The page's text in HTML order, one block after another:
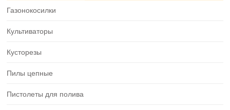
Газонокосилки
Культиваторы
Кусторезы
Пилы цепные
Пистолеты для полива